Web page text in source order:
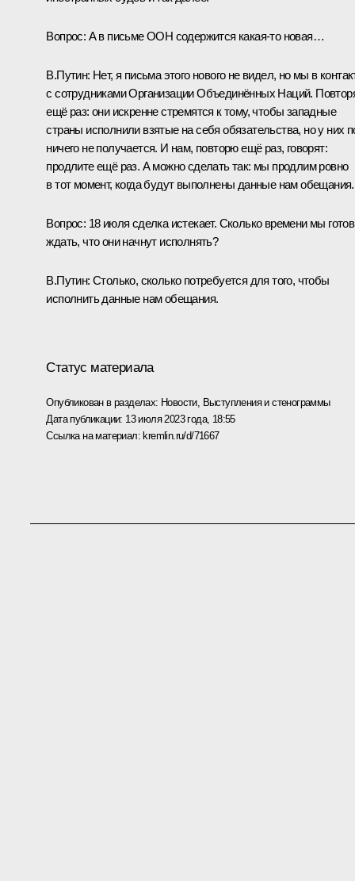
Вопрос: А в письме ООН содержится какая-то новая…
В.Путин: Нет, я письма этого нового не видел, но мы в
с сотрудниками Организации Объединённых Наций.
ещё раз: они искренне стремятся к тому, чтобы западные
страны исполнили взятые на себя обязательства, но у них
ничего не получается. И нам, повторю ещё раз, говорят:
продлите ещё раз. А можно сделать так: мы продлим ровно
в тот момент, когда будут выполнены данные нам обещания.
Вопрос: 18 июля сделка истекает. Сколько времени мы
ждать, что они начнут исполнять?
В.Путин: Столько, сколько потребуется для того, чтобы
исполнить данные нам обещания.
Статус материала
Опубликован в разделах: Новости, Выступления и стенограммы
Дата публикации: 13 июля 2023 года, 18:55
Ссылка на материал: kremlin.ru/d/71667